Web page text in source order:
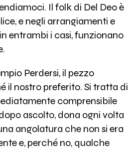
Il folk di Del Deo è
e negli arrangiamenti e
entrambi i casi, funzionano
Perdersi, il pezzo
il nostro preferito. Si tratta di
comprensibile
ascolto, dona ogni volta
angolatura che non si era
e, perché no, qualche